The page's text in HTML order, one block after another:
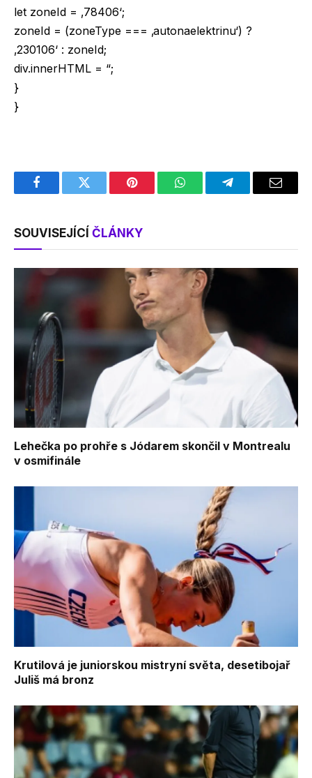
let zoneId = ‚78406‘;
zoneId = (zoneType === ‚autonaelektrinu‘) ?
‚230106‘ : zoneId;
div.innerHTML = “;
}
}
FacebookTwitter Pinterest WhatsAppTelegramEmail
SOUVISEJÍCÍ ČLÁNKY
Lehečka po prohře s Jódarem skončil v Montrealu
v osmifinále
Krutilová je juniorskou mistryní světa, desetibojař
Juliš má bronz